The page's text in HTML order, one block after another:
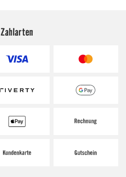
Zahlarten